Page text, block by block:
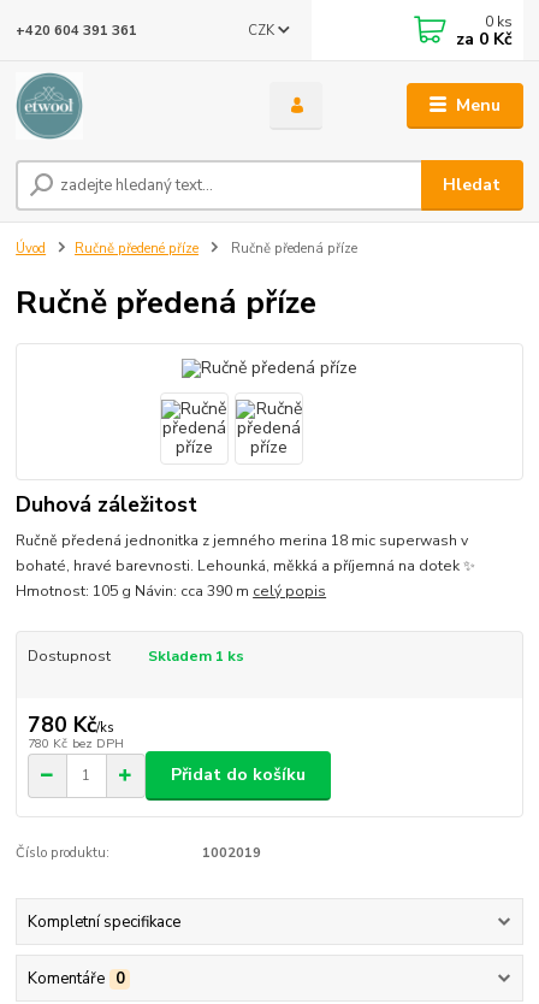
Menu
CZK
Hledat
+420 604 391 361 0 ks
za 0 Kč
Úvod Ručně předené příze Ručně předená příze
Ručně předená příze
Duhová záležitost
Ručně předená jednonitka z jemného merina 18 mic superwash v
bohaté, hravé barevnosti. Lehounká, měkká a příjemná na dotek ✨
Hmotnost: 105 g Návin: cca 390 m celý popis
Dostupnost Skladem 1 ks
780 Kč/ks
780 Kč bez DPH
Přidat do košíku
Číslo produktu: 1002019
Kompletní specifikace
Komentáře 0